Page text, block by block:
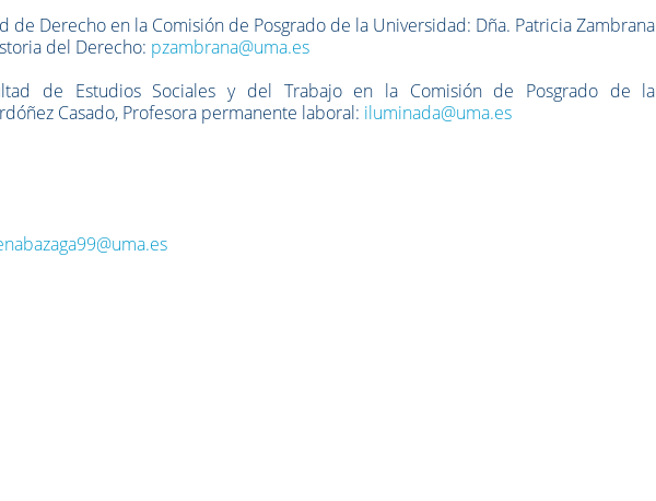
de Derecho en la Comisión de Posgrado de la Universidad: Dña. Patricia Zambrana
del Derecho: pzambrana@uma.es
de Estudios Sociales y del Trabajo en la Comisión de Posgrado de la
Casado, Profesora permanente laboral: iluminada@uma.es